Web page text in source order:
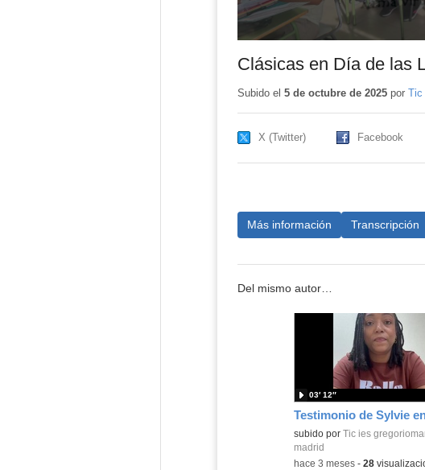
Clásicas en Día de las
Subido el 5 de octubre de 2025por Tic
X (Twitter) Facebook
Más información Transcripción
Del mismo autor…
Contenido educativo.
subido por
Tic ies
madrid
03′ 12″
-hace 3 meses- 28